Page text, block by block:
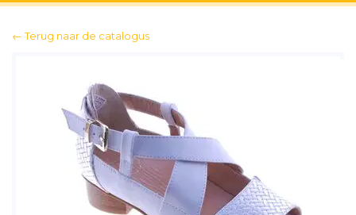
← Terug naar de catalogus